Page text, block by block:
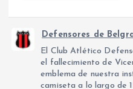
Defensores de
El Club Atlético
el fallecimiento de
emblema de nuestra
camiseta a lo largo de